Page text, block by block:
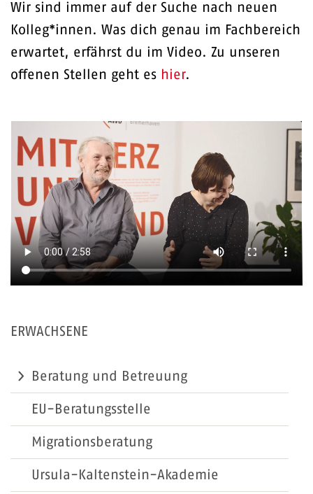
Wir sind immer auf der Suche nach neuen
Kolleg*innen. Was dich genau im Fachbereich
erwartet, erfährst du im Video. Zu unseren
offenen Stellen geht es hier.
ERWACHSENE
Beratung und Betreuung
EU-Beratungsstelle
Migrationsberatung
Ursula-Kaltenstein-Akademie